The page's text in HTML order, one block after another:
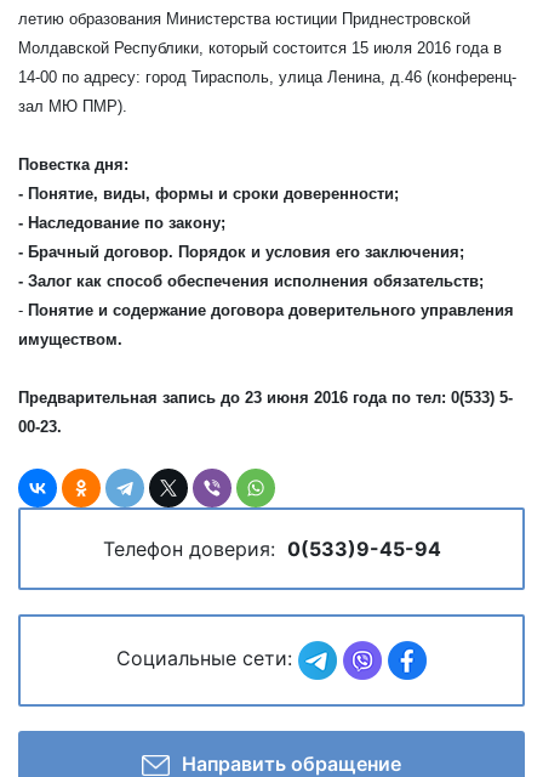
летию образования Министерства юстиции Приднестровской
Молдавской Республики, который состоится 15 июля 2016 года в
14-00 по адресу: город Тирасполь, улица Ленина, д.46 (конференц-
зал МЮ ПМР).
Повестка дня:
- Понятие, виды, формы и сроки доверенности;
- Наследование по закону;
- Брачный договор. Порядок и условия его заключения;
- Залог как способ обеспечения исполнения обязательств;
- Понятие и содержание договора доверительного управления
имуществом.
Предварительная запись до 23 июня 2016 года по тел: 0(533) 5-
00-23.
Телефон доверия: 0(533)9-45-94
Социальные сети:
Направить обращение